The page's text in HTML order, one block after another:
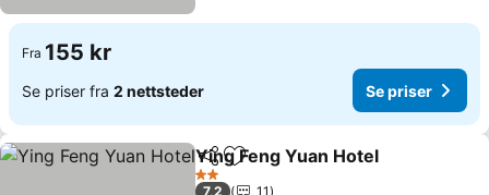
Fra 155 kr
Se priser fra 2 nettsteder Se priser
Del Legg til i favoritter
Ying Feng Yuan Hotel
2 Stjerner
7,2
11